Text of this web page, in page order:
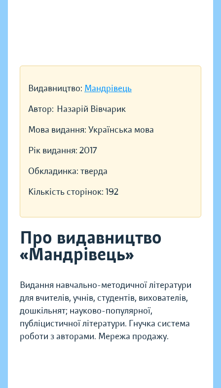
Видавництво: Мандрівець
Автор: Назарій Вівчарик
Мова видання: Українська мова
Рік видання: 2017
Обкладинка: тверда
Кількість сторінок: 192
Про видавництво
«Мандрівець»
Видання навчально-методичної літератури
для вчителів, учнів, студентів, вихователів,
дошкільнят; науково-популярної,
публіцистичної літератури. Гнучка система
роботи з авторами. Мережа продажу.